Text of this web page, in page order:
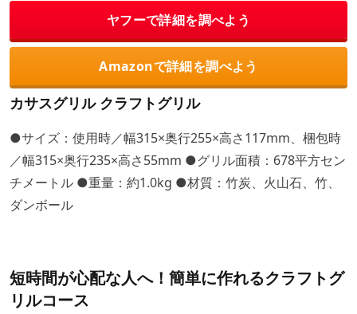
ヤフーで詳細を調べよう
Amazonで詳細を調べよう
カサスグリル クラフトグリル
●サイズ：使用時／幅315×奥行255×高さ117mm、梱包時
／幅315×奥行235×高さ55mm ●グリル面積：678平方セン
チメートル ●重量：約1.0kg ●材質：竹炭、火山石、竹、
ダンボール
短時間が心配な人へ！簡単に作れるクラフトグ
リルコース